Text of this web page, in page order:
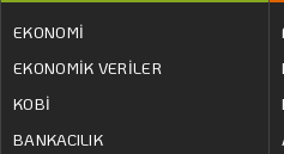
EKONOMİ
EKONOMİK VERİLER
KOBİ
BANKACILIK